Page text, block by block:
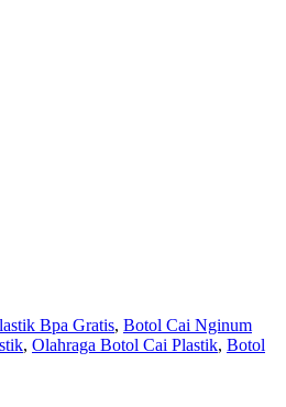
Bpa Gratis, Botol Cai Nginum
, Olahraga Botol Cai Plastik, Botol